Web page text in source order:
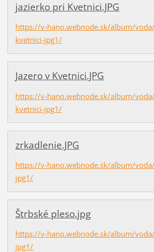
jazierko pri Kvetnici.JPG
https://v-hano.webnode.sk/album/
kvetnici-jpg1/
Jazero v Kvetnici.JPG
https://v-hano.webnode.sk/album/
kvetnici-jpg1/
zrkadlenie.JPG
https://v-hano.webnode.sk/album/
jpg1/
Štrbské pleso.jpg
https://v-hano.webnode.sk/album/
jpg1/